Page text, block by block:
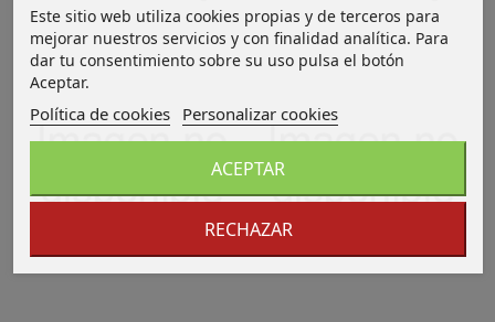
Este sitio web utiliza cookies propias y de terceros para
mejorar nuestros servicios y con finalidad analítica. Para
dar tu consentimiento sobre su uso pulsa el botón
Aceptar.
Política de cookies Personalizar cookies
RECHAZAR
ACEPTAR